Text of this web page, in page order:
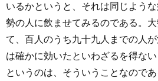
いるかというと、それは同じよう
勢の人に飲ませてみるのである。
て、百人のうち九十九人までの人
は確かに効いたといわざるを得な
というのは、そういうことなので